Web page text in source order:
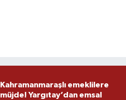
Kahramanmaraşlı emeklilere
müjde! Yargıtay’dan emsal